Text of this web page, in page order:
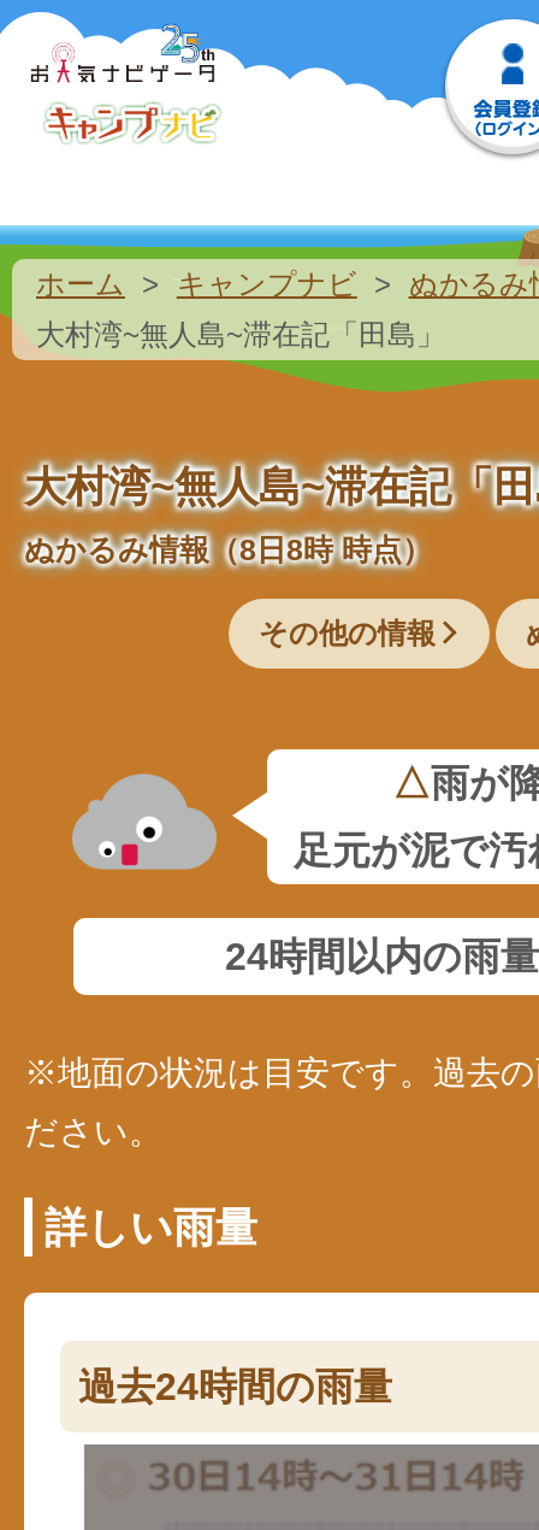
ホーム キャンプナビ
ぬかるみ
大村湾~無人島~滞在記「田島」
大村湾~無人島~滞在記「
ぬかるみ情報（8日8時 時点）
その他の情報
△雨が
足元が泥で
24時間以内の雨
※地面の状況は目安です。過去
ださい。
詳しい雨量
過去24時間の雨量